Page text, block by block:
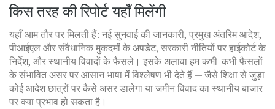
किस तरह की रिपोर्ट यहाँ मिलेंगी
यहाँ आम तौर पर मिलती हैं: नई सुनवाई की जानकारी, प्रमुख अंतरिम आदेश,
पीआईएल और संवैधानिक मुकदमों के अपडेट, सरकारी नीतियों पर हाईकोर्ट के
निर्देश, और स्थानीय विवादों के फैसले। इसके अलावा हम कभी-कभी फैसलों
के संभावित असर पर आसान भाषा में विश्लेषण भी देते हैं — जैसे शिक्षा से जुड़ा
कोई आदेश छात्रों पर कैसे असर डालेगा या जमीन विवाद का स्थानीय बाजार
पर क्या प्रभाव हो सकता है।